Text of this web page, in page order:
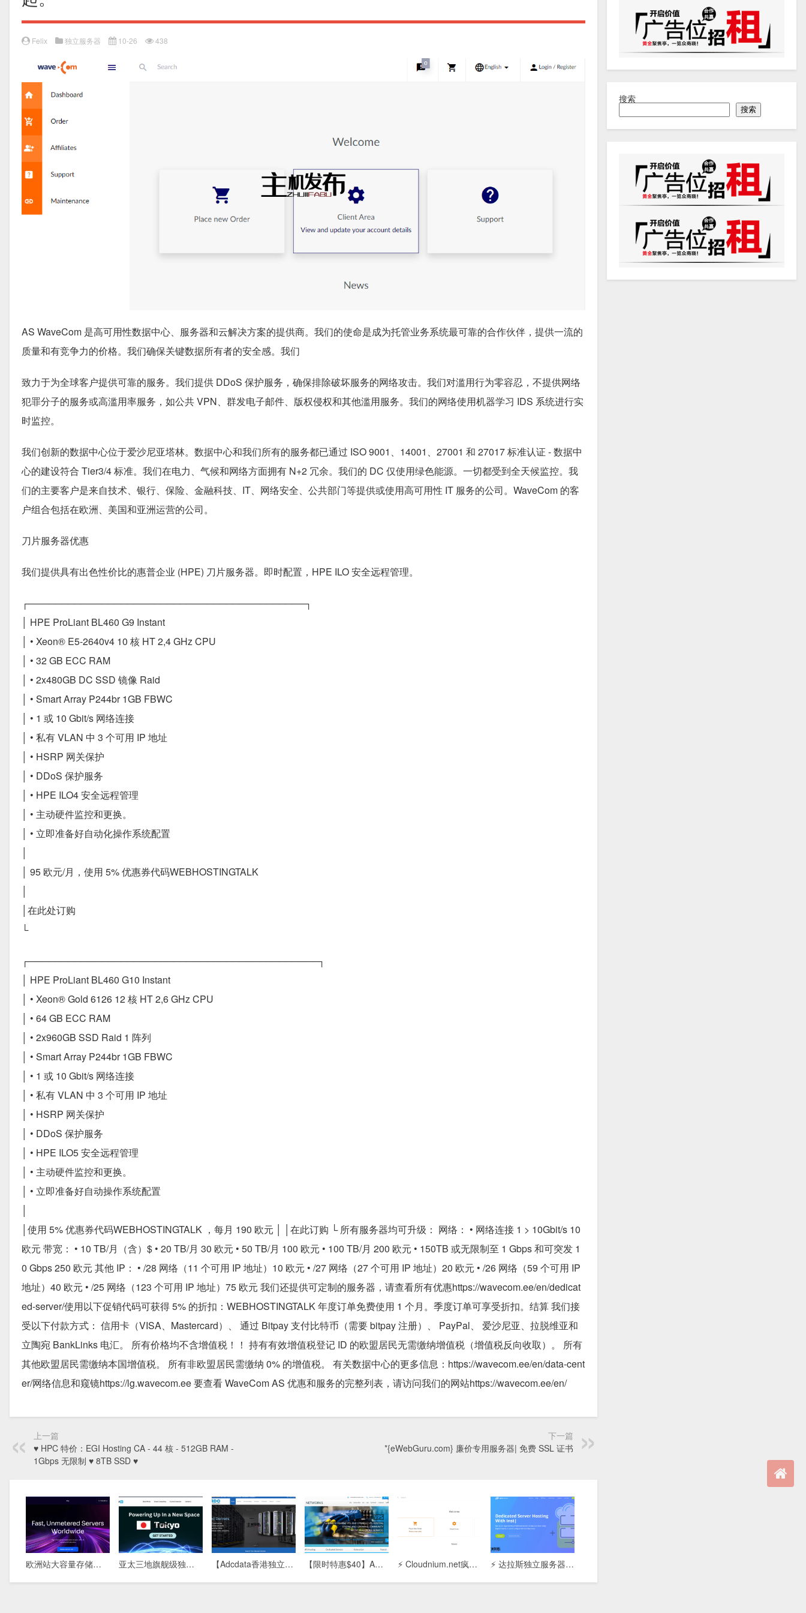
Felix 独立服务器 10-26 438
AS WaveCom 是高可用性数据中心、服务器和云解决方案的提供商。我们的使命是成为托管业务系统最可靠的合作伙伴，提供一流的
质量和有竞争力的价格。我们确保关键数据所有者的安全感。我们
致力于为全球客户提供可靠的服务。我们提供 DDoS 保护服务，确保排除破坏服务的网络攻击。我们对滥用行为零容忍，不提供网络
犯罪分子的服务或高滥用率服务，如公共 VPN、群发电子邮件、版权侵权和其他滥用服务。我们的网络使用机器学习 IDS 系统进行实
时监控。
我们创新的数据中心位于爱沙尼亚塔林。数据中心和我们所有的服务都已通过 ISO 9001、14001、27001 和 27017 标准认证 - 数据中
心的建设符合 Tier3/4 标准。我们在电力、气候和网络方面拥有 N+2 冗余。我们的 DC 仅使用绿色能源。一切都受到全天候监控。我
们的主要客户是来自技术、银行、保险、金融科技、IT、网络安全、公共部门等提供或使用高可用性 IT 服务的公司。WaveCom 的客
户组合包括在欧洲、美国和亚洲运营的公司。
刀片服务器优惠
我们提供具有出色性价比的惠普企业 (HPE) 刀片服务器。即时配置，HPE ILO 安全远程管理。
┌──────────────────────────────────────────┐
│ HPE ProLiant BL460 G9 Instant
│ • Xeon® E5-2640v4 10 核 HT 2,4 GHz CPU
│ • 32 GB ECC RAM
│ • 2x480GB DC SSD 镜像 Raid
│ • Smart Array P244br 1GB FBWC
│ • 1 或 10 Gbit/s 网络连接
│ • 私有 VLAN 中 3 个可用 IP 地址
│ • HSRP 网关保护
│ • DDoS 保护服务
│ • HPE ILO4 安全远程管理
│ • 主动硬件监控和更换。
│ • 立即准备好自动化操作系统配置
│ 95 欧元/月，使用 5% 优惠券代码WEBHOSTINGTALK
│在此处订购
└
┌────────────────────────────────────────────┐
│ HPE ProLiant BL460 G10 Instant
│ • Xeon® Gold 6126 12 核 HT 2,6 GHz CPU
│ • 64 GB ECC RAM
│ • 2x960GB SSD Raid 1 阵列
│ • Smart Array P244br 1GB FBWC
│ • 1 或 10 Gbit/s 网络连接
│ • 私有 VLAN 中 3 个可用 IP 地址
│ • HSRP 网关保护
│ • DDoS 保护服务
│ • HPE ILO5 安全远程管理
│ • 主动硬件监控和更换。
│ • 立即准备好自动操作系统配置
│使用 5% 优惠券代码WEBHOSTINGTALK ，每月 190 欧元 │ │在此订购 └ 所有服务器均可升级： 网络： • 网络连接 1 > 10Gbit/s 10
欧元 带宽： • 10 TB/月（含）$ • 20 TB/月 30 欧元 • 50 TB/月 100 欧元 • 100 TB/月 200 欧元 • 150TB 或无限制至 1 Gbps 和可突发 1
0 Gbps 250 欧元 其他 IP： • /28 网络（11 个可用 IP 地址）10 欧元 • /27 网络（27 个可用 IP 地址）20 欧元 • /26 网络（59 个可用 IP
地址）40 欧元 • /25 网络（123 个可用 IP 地址）75 欧元 我们还提供可定制的服务器，请查看所有优惠https://wavecom.ee/en/dedicat
ed-server/使用以下促销代码可获得 5% 的折扣：WEBHOSTINGTALK 年度订单免费使用 1 个月。季度订单可享受折扣。结算 我们接
受以下付款方式： 信用卡（VISA、Mastercard）、 通过 Bitpay 支付比特币（需要 bitpay 注册）、 PayPal、 爱沙尼亚、拉脱维亚和
立陶宛 BankLinks 电汇。 所有价格均不含增值税！！ 持有有效增值税登记 ID 的欧盟居民无需缴纳增值税（增值税反向收取）。 所有
其他欧盟居民需缴纳本国增值税。 所有非欧盟居民需缴纳 0% 的增值税。 有关数据中心的更多信息：https://wavecom.ee/en/data-cent
er/网络信息和窥镜https://lg.wavecom.ee 要查看 WaveCom AS 优惠和服务的完整列表，请访问我们的网站https://wavecom.ee/en/
上一篇
♥ HPC 特价：EGI Hosting CA - 44 核 - 512GB RAM -
1Gbps 无限制 ♥ 8TB SSD ♥
下一篇
*{eWebGuru.com} 廉价专用服务器| 免费 SSL 证书
欧洲站大容量存储方案：576TB DAS物理机，5盘柜满配，稀缺库存清盘中 亚太三地旗舰级独立服务器：新加坡 · 香港 · 东京，全球极速互联，为您的业务保驾护航 【Adcdata香港独立服务器】高性能主机租用：免备案/低延迟/CN2优化线路，企业建站首选 【限时特惠$40】ARP Thunder™独立服务器：4G内存/80G SSD+200G SATA/5T流量，高性价比稳定之选 ⚡ Cloudnium.net疯狂特惠：双路E5-2620 + 128GB内存独立服务器，月付$59起，性能怪兽！ ⚡ 达拉斯独立服务器 | 10Gbps超高带宽 | 快速交付 | 月付$74起
搜索
搜索